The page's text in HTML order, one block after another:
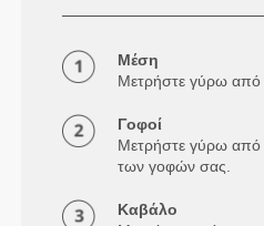
Μέση
Μετρήστε γύρω από
Γοφοί
Μετρήστε γύρω από
των γοφών σας.
Καβάλο